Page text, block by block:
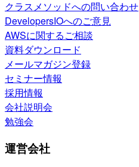
クラスメソッドへの問い合わせ
DevelopersIOへのご意見
AWSに関するご相談
資料ダウンロード
メールマガジン登録
セミナー情報
採用情報
会社説明会
勉強会
運営会社